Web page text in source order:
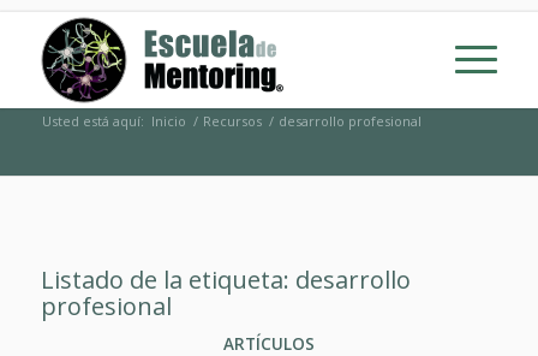
Usted está aquí: Inicio / Recursos / desarrollo profesional
Listado de la etiqueta: desarrollo
profesional
ARTÍCULOS